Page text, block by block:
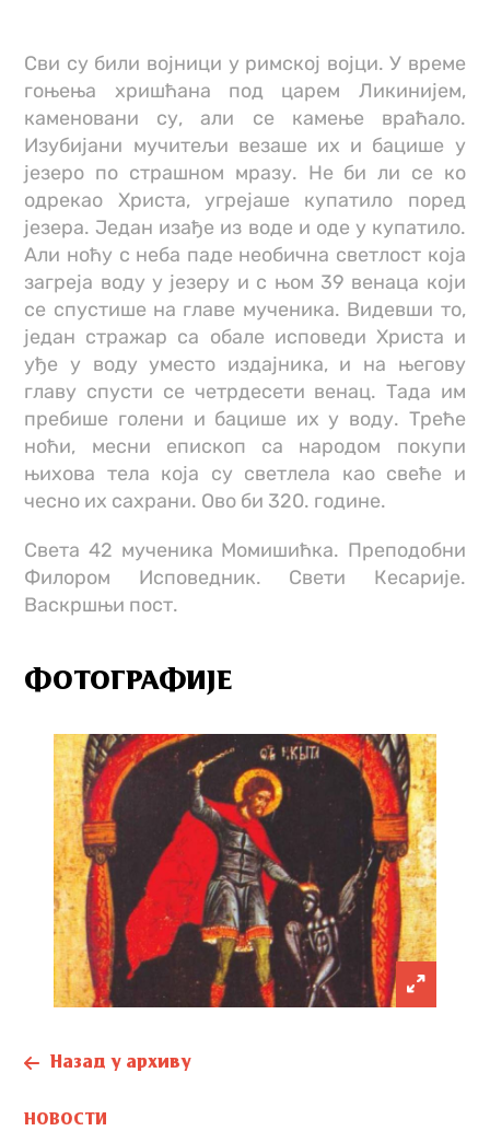
Сви су били војници у римској војци. У време
гоњења хришћана под царем Ликинијем,
каменовани су, али се камење враћало.
Изубијани мучитељи везаше их и бацише у
језеро по страшном мразу. Не би ли се ко
одрекао Христа, угрејаше купатило поред
језера. Један изађе из воде и оде у купатило.
Али ноћу с неба паде необична светлост која
загреја воду у језеру и с њом 39 венаца који
се спустише на главе мученика. Видевши то,
један стражар са обале исповеди Христа и
уђе у воду уместо издајника, и на његову
главу спусти се четрдесети венац. Тада им
пребише голени и бацише их у воду. Треће
ноћи, месни епископ са народом покупи
њихова тела која су светлела као свеће и
чесно их сахрани. Ово би 320. године.
Света 42 мученика Момишићка. Преподобни
Филором Исповедник. Свети Кесарије.
Васкршњи пост.
ФОТОГРАФИЈЕ
Назад у архиву
НОВОСТИ